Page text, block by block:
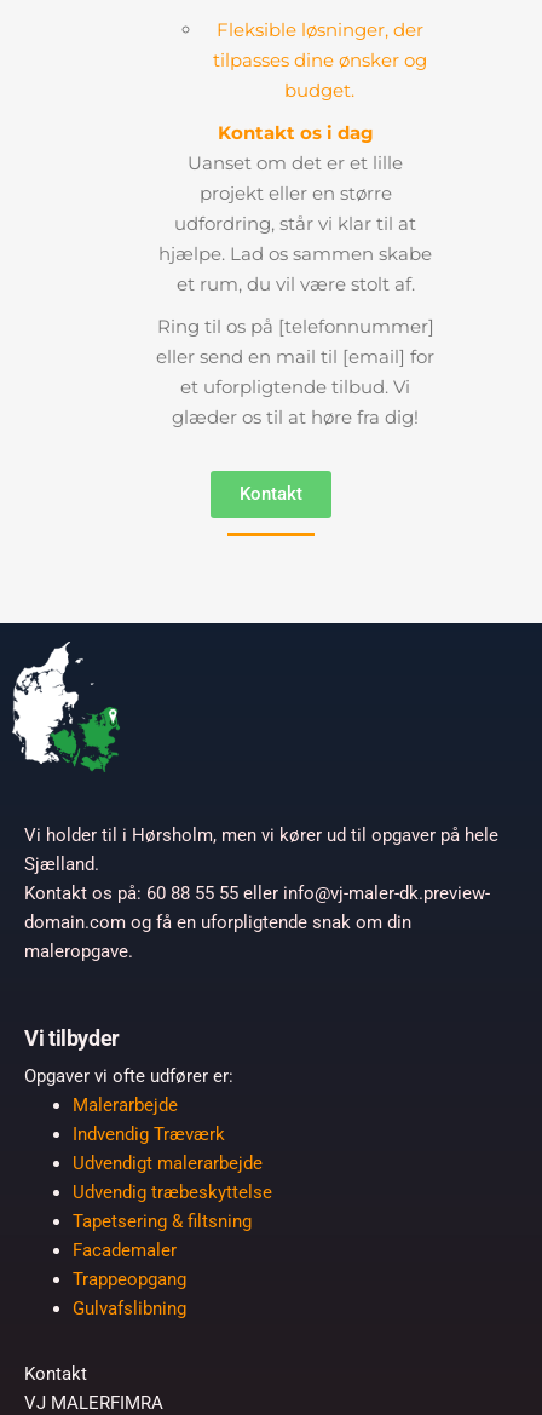
Fleksible løsninger, der
tilpasses dine ønsker og
budget.
Kontakt os i dag
Uanset om det er et lille
projekt eller en større
udfordring, står vi klar til at
hjælpe. Lad os sammen skabe
et rum, du vil være stolt af.
Ring til os på [telefonnummer]
eller send en mail til [email] for
et uforpligtende tilbud. Vi
glæder os til at høre fra dig!
Kontakt
Vi holder til i Hørsholm, men vi kører ud til opgaver på hele
Sjælland.
Kontakt os på: 60 88 55 55 eller info@vj-maler-dk.preview-
domain.com og få en uforpligtende snak om din
maleropgave.
Vi tilbyder
Opgaver vi ofte udfører er:
Malerarbejde
Indvendig Træværk
Udvendigt malerarbejde
Udvendig træbeskyttelse
Tapetsering & filtsning
Facademaler
Trappeopgang
Gulvafslibning
Kontakt
VJ MALERFIMRA